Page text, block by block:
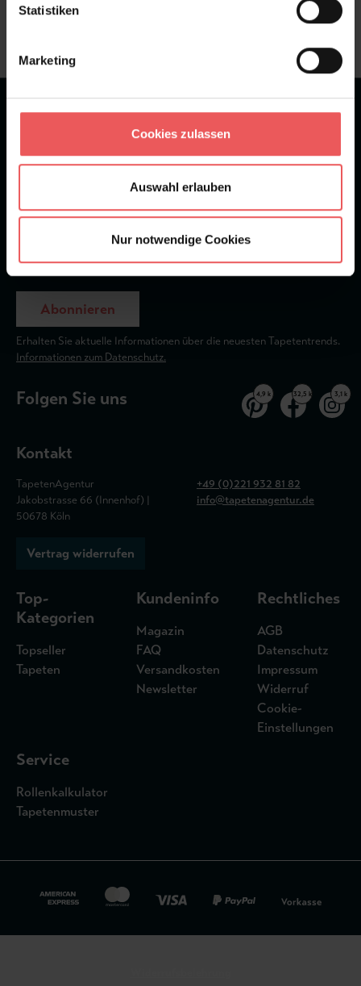
Statistiken
Marketing
Cookies zulassen
Auswahl erlauben
Nur notwendige Cookies
★★★★★Bei 1245 Bewertungen
Newsletter
Abonnieren
Erhalten Sie aktuelle Informationen über die neuesten Tapetentrends.
Informationen zum Datenschutz.
Folgen Sie uns 4,9 k 32,5 k 3,1 k
Kontakt
TapetenAgentur
Jakobstrasse 66 (Innenhof) |
50678 Köln
+49 (0)221 932 81 82
info@tapetenagentur.de
Vertrag widerrufen
Top-
Kategorien
Topseller
Tapeten
Kundeninfo
Magazin
FAQ
Versandkosten
Newsletter
Rechtliches
AGB
Datenschutz
Impressum
Widerruf
Cookie-
Einstellungen
Service
Rollenkalkulator
Tapetenmuster